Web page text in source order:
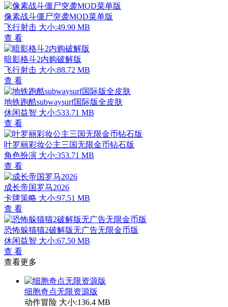
像素战斗僵尸突袭MOD菜单版
飞行射击 大小:49.90 MB
查 看
暗影格斗2内购破解版
飞行射击 大小:88.72 MB
查 看
地铁跑酷subwaysurf国际版全皮肤
休闲益智 大小:533.71 MB
查 看
叶罗丽彩妆公主三国无限金币钻石版
角色扮演 大小:353.71 MB
查 看
成长帝国罗马2026
卡牌策略 大小:97.51 MB
查 看
恐怖躲猫猫2破解版无广告无限金币版
休闲益智 大小:67.50 MB
查 看
查看更多
细胞奇点无限资源版
动作冒险 大小:136.4 MB